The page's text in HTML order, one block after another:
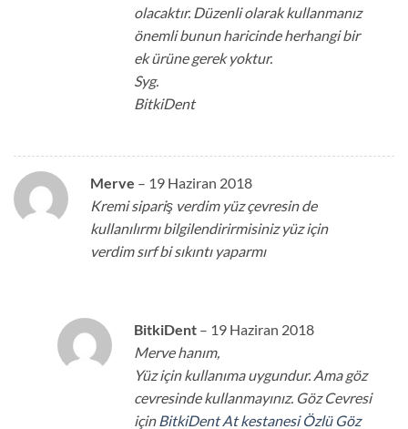
olacaktır. Düzenli olarak kullanmanız
önemli bunun haricinde herhangi bir
ek ürüne gerek yoktur.
Syg.
BitkiDent
Merve – 19 Haziran 2018
Kremi sipariş verdim yüz çevresin de
kullanılırmı bilgilendirirmisiniz yüz için
verdim sırf bi sıkıntı yaparmı
BitkiDent – 19 Haziran 2018
Merve hanım,
Yüz için kullanıma uygundur. Ama göz
cevresinde kullanmayınız. Göz Cevresi
içinBitkiDent At kestanesi Özlü Göz